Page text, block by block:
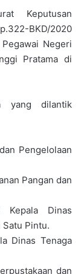
Keputusan
BKD/2020
Negeri
Pratama di
yang dilantik
Pengelolaan
Pangan dan
Kepala Dinas
Satu Pintu.
Dinas Tenaga
dan